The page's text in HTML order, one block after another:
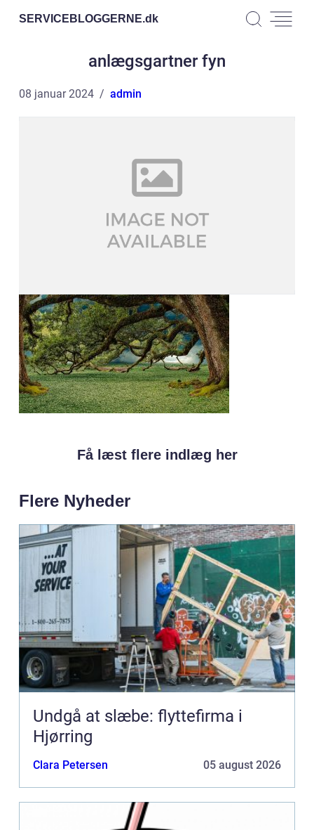
SERVICEBLOGGERNE.dk
anlægsgartner fyn
08 januar 2024 admin
Få læst flere indlæg her
Flere Nyheder
Undgå at slæbe: flyttefirma i
Hjørring
Clara Petersen 05 august 2026